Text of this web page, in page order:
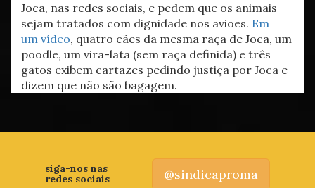
Joca, nas redes sociais, e pedem que os animais
sejam tratados com dignidade nos aviões. Em
um vídeo, quatro cães da mesma raça de Joca, um
poodle, um vira-lata (sem raça definida) e três
gatos exibem cartazes pedindo justiça por Joca e
dizem que não são bagagem.
siga-nos nas
redes sociais
@sindicaproma